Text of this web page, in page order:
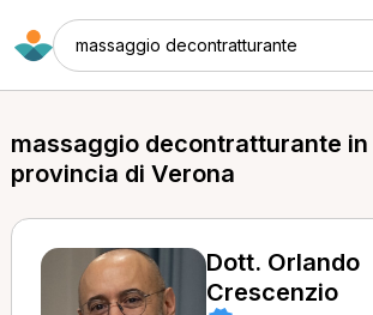
massaggio decontratturante
massaggio decontratturante in
provincia di Verona
Dott. Orlando
Crescenzio